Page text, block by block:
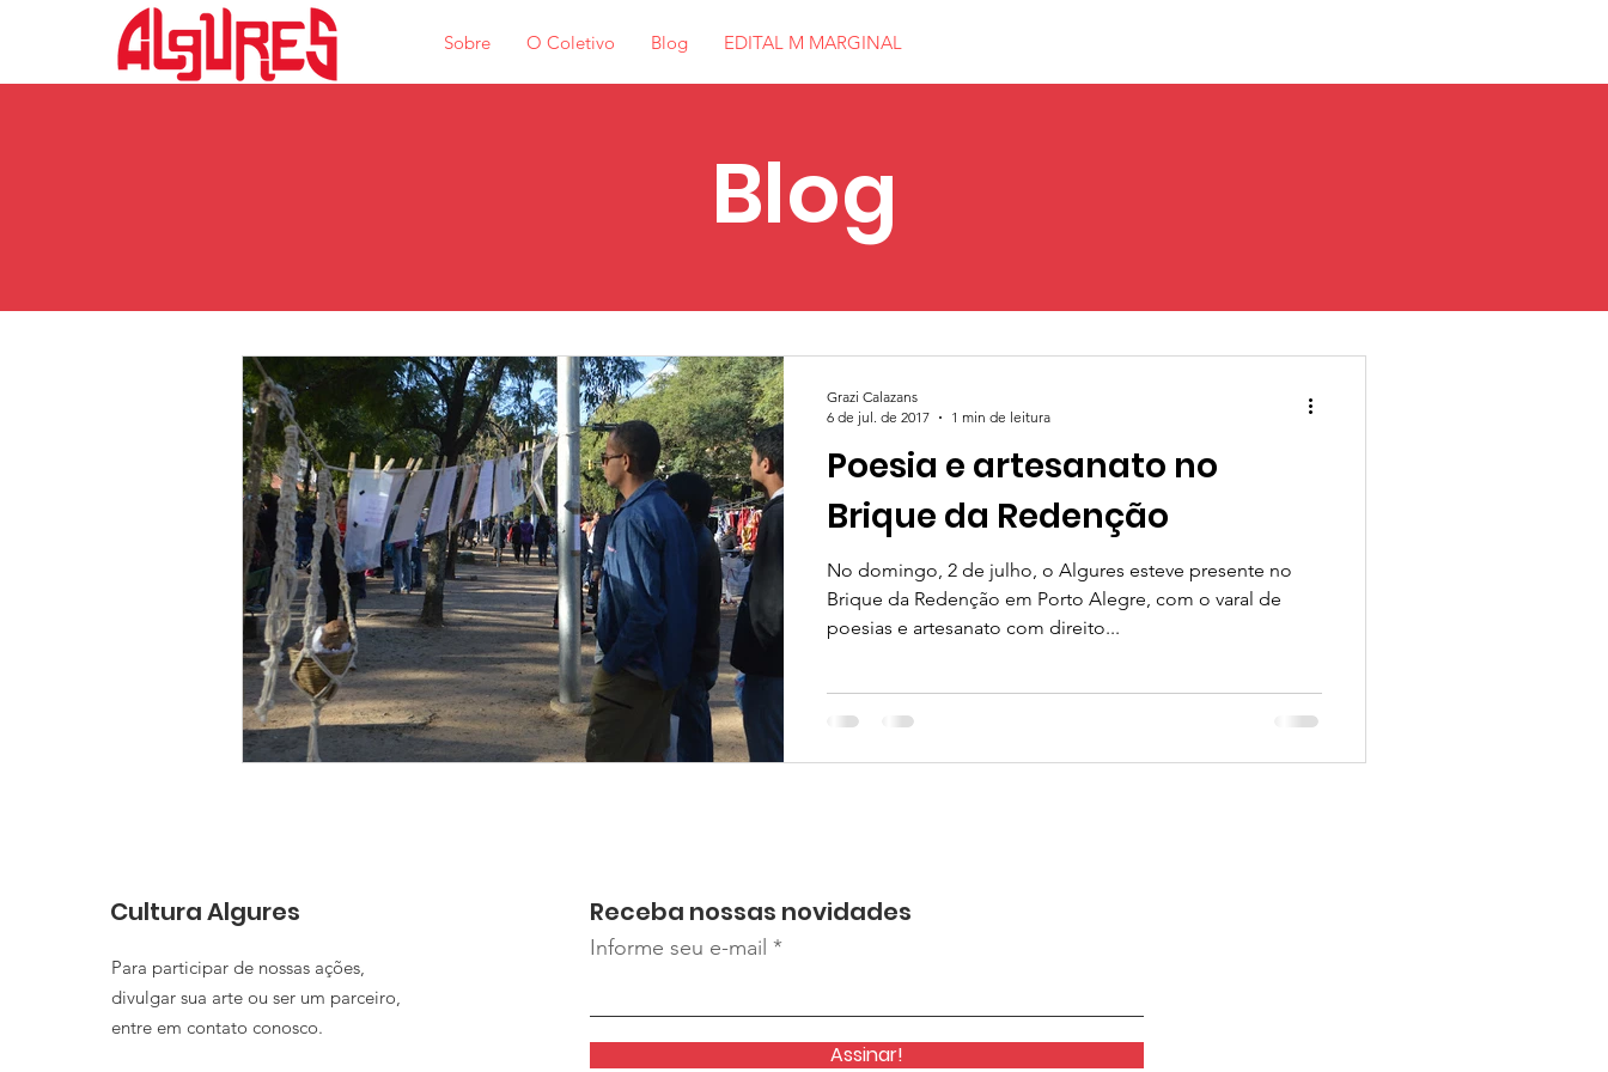
Sobre O Coletivo Blog EDITAL M MARGINAL
Blog
Poesia e artesanato no
Brique da Redenção
No domingo, 2 de julho, o Algures esteve presente no
Brique da Redenção em Porto Alegre, com o varal de
poesias e artesanato com direito...
Grazi Calazans
6 de jul. de 2017
1 min de leitura
Cultura Algures
Para participar de nossas ações,
divulgar sua arte ou ser um parceiro,
entre em contato conosco.
Receba nossas novidades
Informe seu e-mail
Assinar!